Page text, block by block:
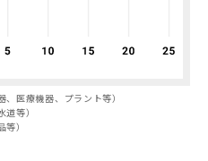
医療機器、プラント等）
等）
）